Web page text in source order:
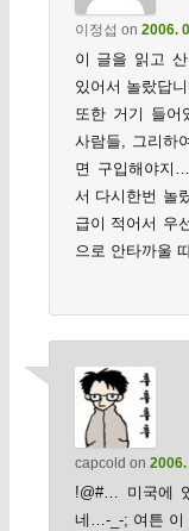
이정섭 on 2006.
이 글을 읽고
있어서 놀랐답니
또한 거기 들어
사람들, 그리하
면 구입해야지
서 다시한번 놀
급이 적어서 우
으로 안타까울
capcold on
!@#… 미국에
네…-_-; 여튼 이